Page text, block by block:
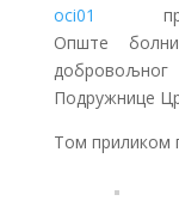
Опште
добровољног
Подружнице
Том приликом